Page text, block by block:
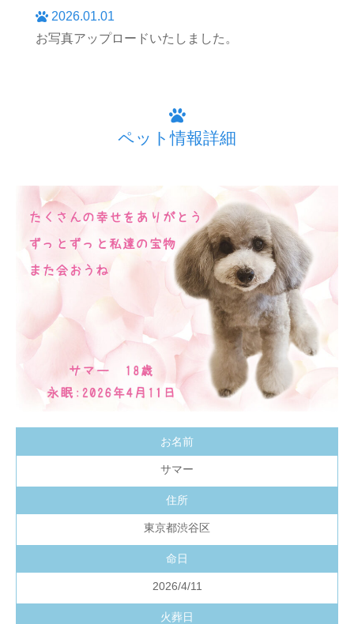
2026.01.01
お写真アップロードいたしました。
ペット情報詳細
お名前
サマー
住所
東京都渋谷区
命日
2026/4/11
火葬日